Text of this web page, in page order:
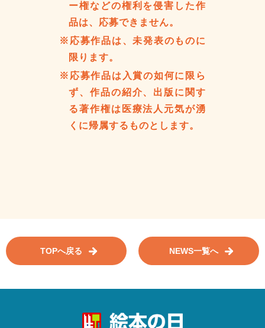
ー権などの権利を侵害した作
品は、応募できません。
※応募作品は、未発表のものに
限ります。
※応募作品は入賞の如何に限ら
ず、作品の紹介、出版に関す
る著作権は医療法人元気が湧
くに帰属するものとします。
TOPへ戻る NEWS一覧へ